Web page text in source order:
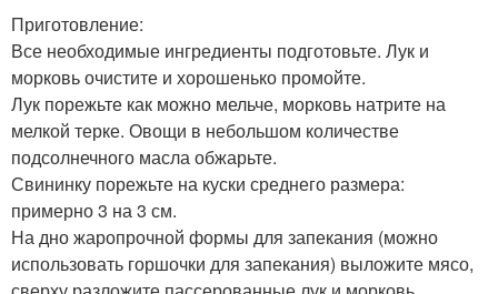
Приготовление:
Все необходимые ингредиенты подготовьте. Лук и
морковь очистите и хорошенько промойте.
Лук порежьте как можно мельче, морковь натрите на
мелкой терке. Овощи в небольшом количестве
подсолнечного масла обжарьте.
Свининку порежьте на куски среднего размера:
примерно 3 на 3 см.
На дно жаропрочной формы для запекания (можно
использовать горшочки для запекания) выложите мясо,